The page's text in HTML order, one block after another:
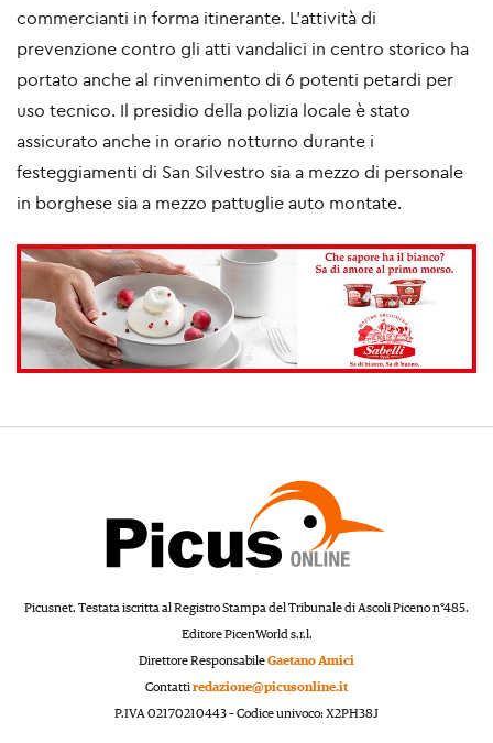
commercianti in forma itinerante. L'attività di
prevenzione contro gli atti vandalici in centro storico ha
portato anche al rinvenimento di 6 potenti petardi per
uso tecnico. Il presidio della polizia locale è stato
assicurato anche in orario notturno durante i
festeggiamenti di San Silvestro sia a mezzo di personale
in borghese sia a mezzo pattuglie auto montate.
Picusnet. Testata iscritta al Registro Stampa del Tribunale di Ascoli Piceno n°485.
Editore PicenWorld s.r.l.
Direttore ResponsabileGaetano Amici
Contattiredazione@picusonline.it
P.IVA 02170210443 – Codice univoco: X2PH38J